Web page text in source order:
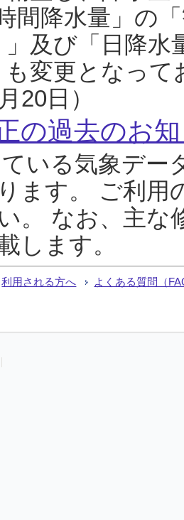
間降水量」の
」及び「日降
変更となっ
20日）
の過去のお
いる気象デー
ます。 ご利用
。 なお、主な
します。
利用される方へ よくある質問（